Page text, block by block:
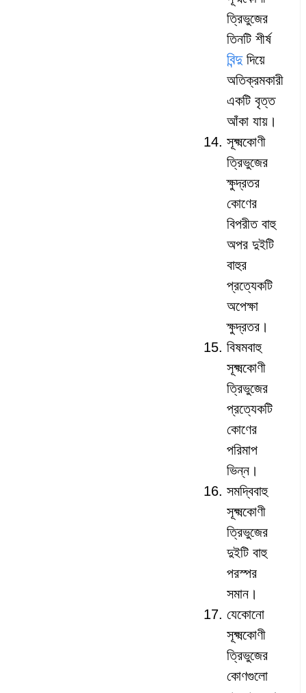
ত্রিভুজের
তিনটি শীর্ষ
বিন্দুদিয়ে
অতিক্রমকারী
একটি বৃত্ত
আঁকা যায়।
সূক্ষ্মকোণী
ত্রিভুজের
‍ক্ষুদ্রতর
কোণের
বিপরীত বাহু
অপর দুইটি
বাহুর
প্রত্যেকটি
অপেক্ষা
ক্ষুদ্রতর।
বিষমবাহু
সূক্ষ্মকোণী
ত্রিভুজের
প্রত্যেকটি
কোণের
পরিমাপ
ভিন্ন।
সমদ্বিবাহু
সূক্ষ্মকোণী
ত্রিভুজের
দুইটি বাহু
পরস্পর
সমান।
যেকোনো
সূক্ষ্মকোণী
ত্রিভুজের
কোণগুলো